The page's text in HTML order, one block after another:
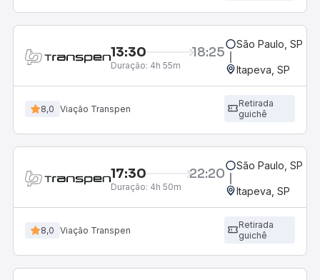
13:30 18:25
Duração: 4h 55m
São Paulo, SP -
Itapeva, SP
8,0 Viação Transpen
Retirada
guichê
17:30 22:20
Duração: 4h 50m
São Paulo, SP -
Itapeva, SP
8,0 Viação Transpen
Retirada
guichê